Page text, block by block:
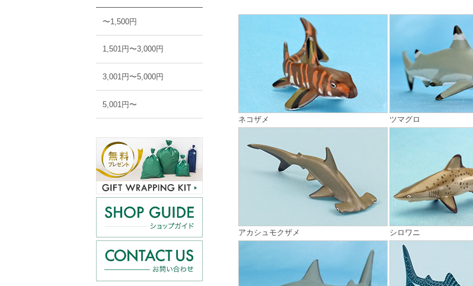
〜1,500円
1,501円〜3,000円
3,001円〜5,000円
5,001円〜
ネコザメ ツマグロ
アカシュモクザメ シロワニ